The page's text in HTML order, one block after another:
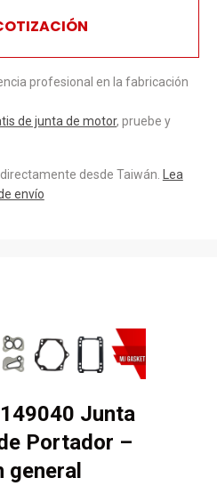
profesional en la fabricación
de junta de motor, pruebe y
desde Taiwán.
Lea
envío
Junta
Portador –
general